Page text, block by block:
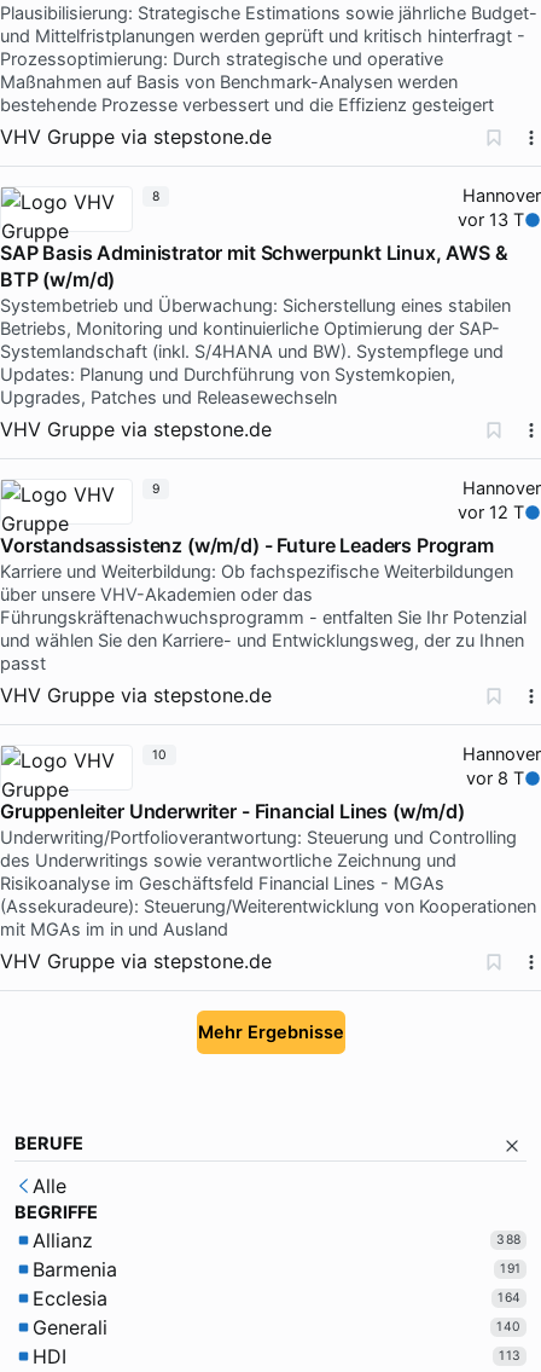
Plausibilisierung: Strategische Estimations sowie jährliche Budget-
und Mittelfristplanungen werden geprüft und kritisch hinterfragt -
Prozessoptimierung: Durch strategische und operative
Maßnahmen auf Basis von Benchmark-Analysen werden
bestehende Prozesse verbessert und die Effizienz gesteigert
VHV Gruppe via stepstone.de
Hannover
vor 13 T
SAP Basis Administrator mit Schwerpunkt Linux, AWS &
BTP (w/m/d)
Systembetrieb und Überwachung: Sicherstellung eines stabilen
Betriebs, Monitoring und kontinuierliche Optimierung der SAP-
Systemlandschaft (inkl. S/4HANA und BW). Systempflege und
Updates: Planung und Durchführung von Systemkopien,
Upgrades, Patches und Releasewechseln
VHV Gruppe via stepstone.de
8
Hannover
vor 12 T
Vorstandsassistenz (w/m/d) - Future Leaders Program
Karriere und Weiterbildung: Ob fachspezifische Weiterbildungen
über unsere VHV-Akademien oder das
Führungskräftenachwuchsprogramm - entfalten Sie Ihr Potenzial
und wählen Sie den Karriere- und Entwicklungsweg, der zu Ihnen
passt
VHV Gruppe via stepstone.de
9
Hannover
vor 8 T
Gruppenleiter Underwriter - Financial Lines (w/m/d)
Underwriting/Portfolioverantwortung: Steuerung und Controlling
des Underwritings sowie verantwortliche Zeichnung und
Risikoanalyse im Geschäftsfeld Financial Lines - MGAs
(Assekuradeure): Steuerung/Weiterentwicklung von Kooperationen
mit MGAs im in und Ausland
VHV Gruppe via stepstone.de
10
Mehr Ergebnisse
BERUFE
Alle
BEGRIFFE
Allianz 388
Barmenia 191
Ecclesia 164
Generali 140
HDI 113